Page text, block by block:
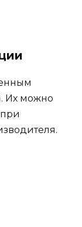
Их можно